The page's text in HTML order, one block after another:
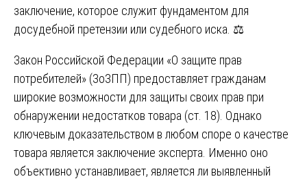
заключение, которое служит фундаментом для
досудебной претензии или судебного иска. ⚖️
Закон Российской Федерации «О защите прав
потребителей» (ЗоЗПП) предоставляет гражданам
широкие возможности для защиты своих прав при
обнаружении недостатков товара (ст. 18). Однако
ключевым доказательством в любом споре о качестве
товара является заключение эксперта. Именно оно
объективно устанавливает, является ли выявленный